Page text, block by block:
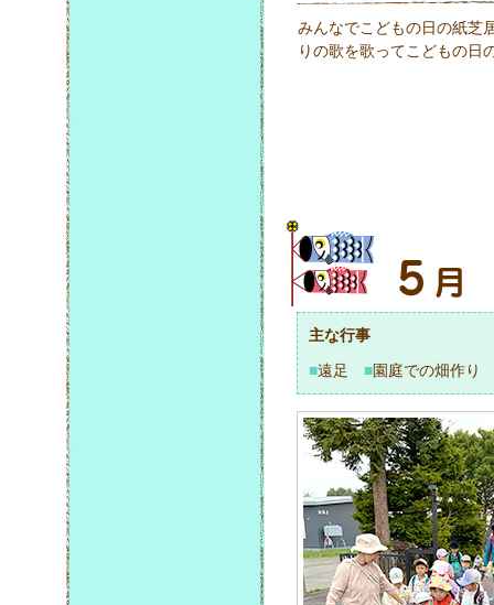
みんなでこどもの日の紙芝
りの歌を歌ってこどもの日
主な行事
■遠足 ■園庭での畑作り